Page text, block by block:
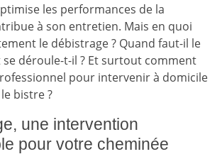
les performances de la
à son entretien. Mais en quoi
le débistrage ? Quand faut-il le
se déroule-t-il ? Et surtout comment
pour intervenir à domicile
bistre ?
une intervention
pour votre cheminée